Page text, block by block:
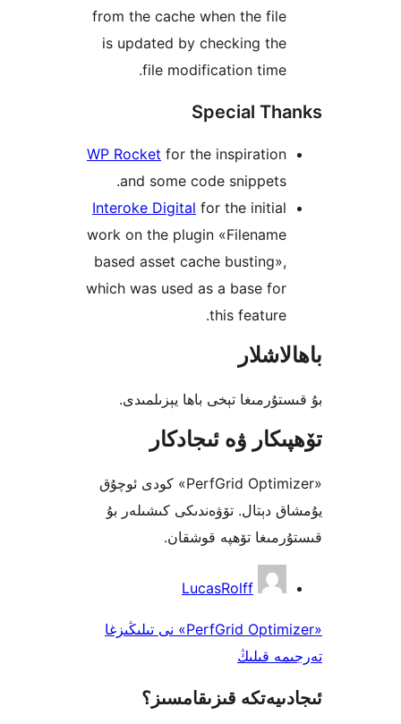
from the cache when the
is updated by checking
file modification
Special
WP Rocketfor the
and some code
Interoke Digital
work on the plugin
based asset cache
which was used as a base
تېخى باھا يېزىلمىدى.
ۋە ئىجادكار
«PerfGrid Optimizer» كودى ئوچۇق
تۆۋەندىكى كىشىلەر بۇ
تۆھپە قوشقان.
«PerfGrid Optimizer» نى تىلىڭىزغا
قىزىقامسىز؟